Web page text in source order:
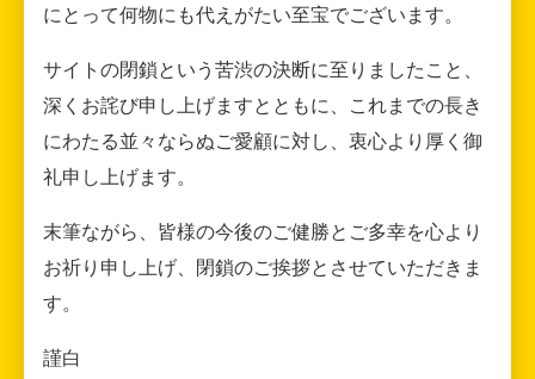
にとって何物にも代えがたい至宝でございます。
サイトの閉鎖という苦渋の決断に至りましたこと、
深くお詫び申し上げますとともに、これまでの長き
にわたる並々ならぬご愛顧に対し、衷心より厚く御
礼申し上げます。
末筆ながら、皆様の今後のご健勝とご多幸を心より
お祈り申し上げ、閉鎖のご挨拶とさせていただきま
す。
謹白